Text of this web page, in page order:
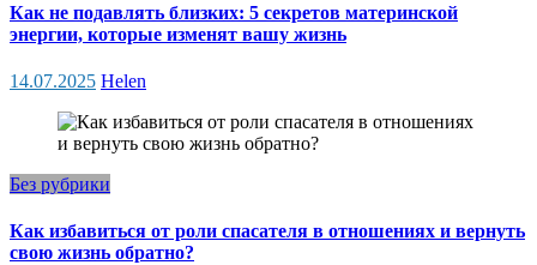
Как не подавлять близких: 5 секретов материнской
энергии, которые изменят вашу жизнь
14.07.2025 Helen
Без рубрики
Как избавиться от роли спасателя в отношениях и вернуть
свою жизнь обратно?